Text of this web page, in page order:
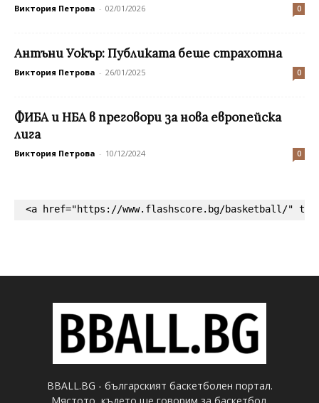
Виктория Петрова - 02/01/2026 0
Антъни Уокър: Публиката беше страхотна
Виктория Петрова - 26/01/2025 0
ФИБА и НБА в преговори за нова европейска
лига
Виктория Петрова - 10/12/2024 0
<a href="https://www.flashscore.bg/basketball/"
BBALL.BG - българският баскетболен портал.